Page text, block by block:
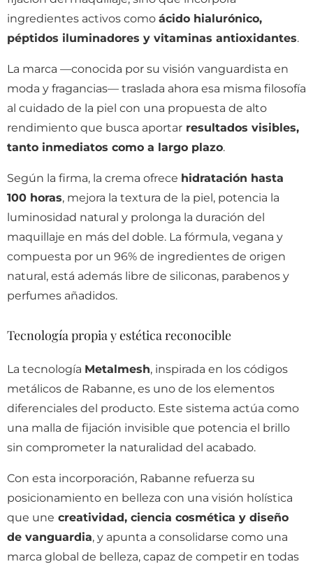
ingredientes activos como ácido hialurónico,
péptidos iluminadores y vitaminas antioxidantes.
La marca —conocida por su visión vanguardista en
moda y fragancias— traslada ahora esa misma filosofía
al cuidado de la piel con una propuesta de alto
rendimiento que busca aportar resultados visibles,
tanto inmediatos como a largo plazo.
Según la firma, la crema ofrece hidratación hasta
100 horas, mejora la textura de la piel, potencia la
luminosidad natural y prolonga la duración del
maquillaje en más del doble. La fórmula, vegana y
compuesta por un 96% de ingredientes de origen
natural, está además libre de siliconas, parabenos y
perfumes añadidos.
Tecnología propia y estética reconocible
La tecnología Metalmesh, inspirada en los códigos
metálicos de Rabanne, es uno de los elementos
diferenciales del producto. Este sistema actúa como
una malla de fijación invisible que potencia el brillo
sin comprometer la naturalidad del acabado.
Con esta incorporación, Rabanne refuerza su
posicionamiento en belleza con una visión holística
que une creatividad, ciencia cosmética y diseño
de vanguardia, y apunta a consolidarse como una
marca global de belleza, capaz de competir en todas